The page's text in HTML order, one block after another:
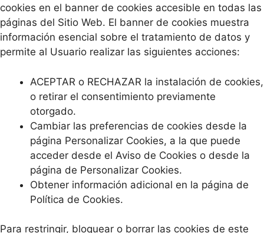
cookies en el banner de cookies accesible en todas las
páginas del Sitio Web. El banner de cookies muestra
información esencial sobre el tratamiento de datos y
permite al Usuario realizar las siguientes acciones:
ACEPTAR o RECHAZAR la instalación de cookies,
o retirar el consentimiento previamente
otorgado.
Cambiar las preferencias de cookies desde la
página Personalizar Cookies, a la que puede
acceder desde el Aviso de Cookies o desde la
página de Personalizar Cookies.
Obtener información adicional en la página de
Política de Cookies.
Para restringir, bloquear o borrar las cookies de este